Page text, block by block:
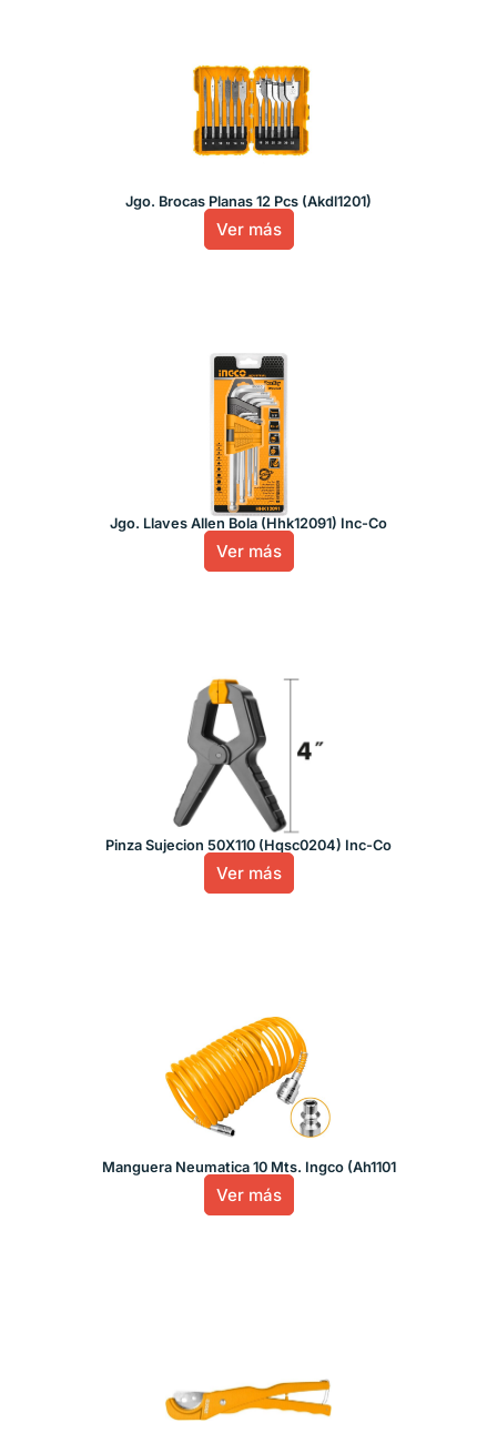
Jgo. Brocas Planas 12 Pcs (Akdl1201)
Ver más
Jgo. Llaves Allen Bola (Hhk12091) Inc-Co
Ver más
Pinza Sujecion 50X110 (Hqsc0204) Inc-Co
Ver más
Manguera Neumatica 10 Mts. Ingco (Ah1101
Ver más